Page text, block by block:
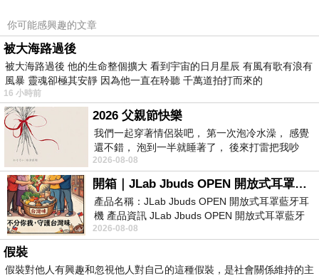
你可能感興趣的文章
被大海路過後
被大海路過後 他的生命整個擴大 看到宇宙的日月星辰 有風有歌有浪有
風暴 靈魂卻極其安靜 因為他一直在聆聽 千萬道拍打而來的
16 小時前
2026 父親節快樂
我們一起穿著情侶裝吧， 第一次泡冷水澡， 感覺
還不錯， 泡到一半就睡著了， 後來打雷把我吵
醒， 手
2026-08-08
開箱｜JLab Jbuds OPEN 開放式耳罩藍牙耳機 - 設計美學，輕巧、透氣、環境音全物理達成！
產品名稱：JLab Jbuds OPEN 開放式耳罩藍牙耳
機 產品資訊 JLab Jbuds OPEN 開放式耳罩藍牙
耳機評語：非常有特色，值得喜愛美型工
2026-08-08
假裝
假裝對他人有興趣和忽視他人對自己的這種假裝，是社會關係維持的主